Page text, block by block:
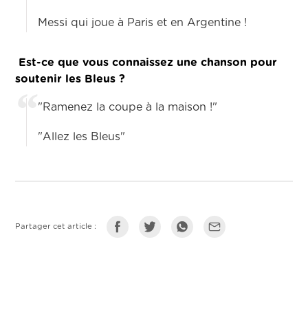
Messi qui joue à Paris et en Argentine !
Est-ce que vous connaissez une chanson pour
soutenir les Bleus ?
"Ramenez la coupe à la maison !"
"Allez les Bleus"
Partager cet article :